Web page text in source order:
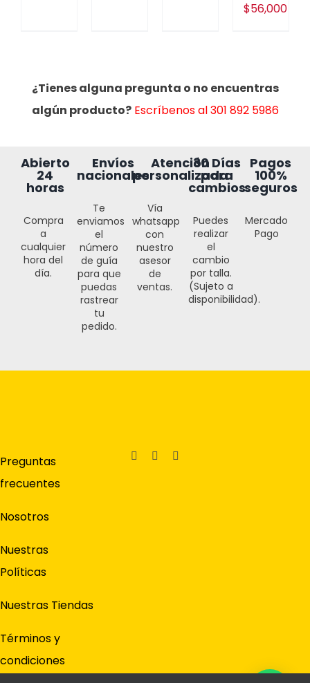
$56,000
¿Tienes alguna pregunta o no encuentras
algún producto? Escríbenos al 301 892 5986
Abierto
24
horas
Compra
a
cualquier
hora del
día.
Envíos
nacionales
Te
enviamos
el
número
de guía
para que
puedas
rastrear
tu
pedido.
Atención
personalizada
Vía
whatsapp
con
nuestro
asesor
de
ventas.
30 Días
para
cambios
Puedes
realizar
el
cambio
por talla.
(Sujeto a
disponibilidad).
Pagos
100%
seguros
Mercado
Pago
Preguntas
frecuentes
Nosotros
Nuestras
Políticas
Nuestras Tiendas
Términos y
condiciones